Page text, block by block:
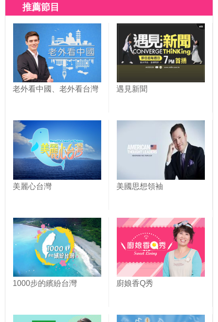
量活到百歲。全台人瑞破
5千人創新高！日本人長
壽靠做1件事＋吃抗發炎
食物 ！｜胡乃文開講＿
349
倍。公開1牙粉配方，除
口臭救牙根。椰子油漱口
法，抗菌固牙齦｜胡乃文
開講Dr.HU_310
推薦節目
老外看中國、老外看台灣 遇見新聞
美麗心台灣 美國思想領袖
1000步的繽紛台灣 廚娘香Q秀